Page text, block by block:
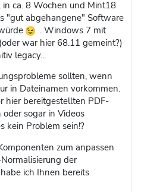
in ca. 8 Wochen und Mint18
"gut abgehangene" Software
. Windows 7 mit
war hier 68.11 gemeint?)
legacy...
sollten, wenn
in Dateinamen vorkommen.
hier bereitgestellten PDF-
sogar in Videos
kein Problem sein!?
zum anpassen
der
ich Ihnen bereits